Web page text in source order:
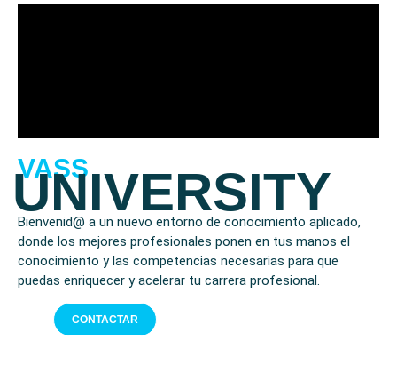
VASS
UNIVERSITY
Bienvenid@ a un nuevo entorno de conocimiento aplicado,
donde los mejores profesionales ponen en tus manos el
conocimiento y las competencias necesarias para que
puedas enriquecer y acelerar tu carrera profesional.
CONTACTAR